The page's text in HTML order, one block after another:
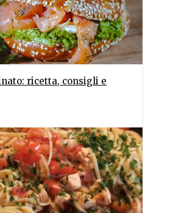
ricetta, consigli e